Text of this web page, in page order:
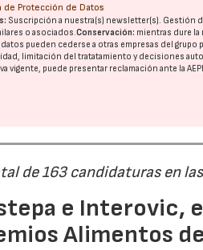
de Protección de Datos
Suscripción a nuestra(s) newsletter(s). Gestión
o asociados.Conservación: mientras dure la
datos pueden cederse a otras empresas del grupo
limitación del tratatamiento y decisiones
vigente, puede presentar reclamación ante la
de 163 candidaturas en
e Interovic,
Alimentos